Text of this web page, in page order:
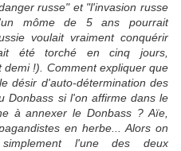
russe" et "l'invasion russe
môme de 5 ans pourrait
voulait vraiment conquérir
été torché en cinq jours,
!). Comment expliquer que
désir d'auto-détermination des
Donbass si l'on affirme dans le
à annexer le Donbass ? Aïe,
en herbe... Alors on
l'une des deux